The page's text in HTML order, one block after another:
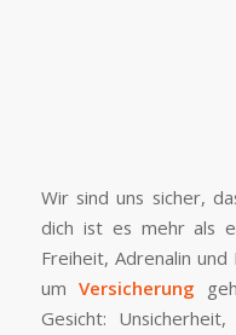
Wir sind uns sicher,
dich ist es mehr als
Freiheit, Adrenalin und
um Versicherung
Gesicht: